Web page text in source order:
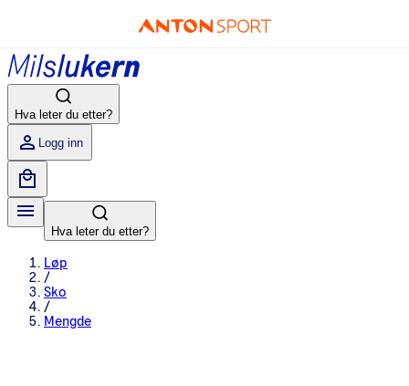
Hva leter du etter?
Logg inn
Hva leter du etter?
Løp
/
Sko
/
Mengde